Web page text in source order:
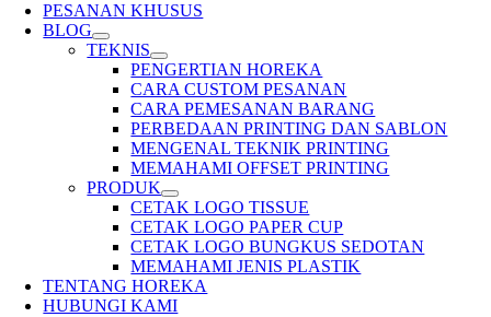
PESANAN KHUSUS
BLOG
TEKNIS
PENGERTIAN HOREKA
CARA CUSTOM PESANAN
CARA PEMESANAN BARANG
PERBEDAAN PRINTING DAN SABLON
MENGENAL TEKNIK PRINTING
MEMAHAMI OFFSET PRINTING
PRODUK
CETAK LOGO TISSUE
CETAK LOGO PAPER CUP
CETAK LOGO BUNGKUS SEDOTAN
MEMAHAMI JENIS PLASTIK
TENTANG HOREKA
HUBUNGI KAMI